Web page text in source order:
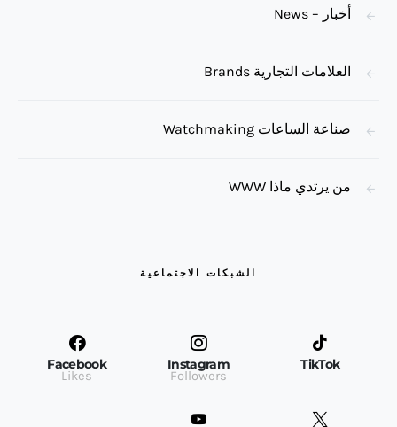
أخبار – News
العلامات التجارية Brands
صناعة الساعات Watchmaking
من يرتدي ماذا WWW
الشبكات الاجتماعية
TikTok
Instagram
Followers
Facebook
Likes